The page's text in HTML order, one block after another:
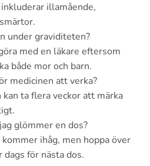
illamående,
under graviditeten?
med en läkare eftersom
både mor och barn.
medicinen att verka?
ta flera veckor att märka
glömmer en dos?
ihåg, men hoppa över
för nästa dos.